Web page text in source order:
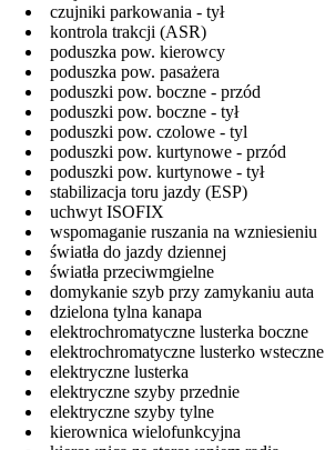
czujniki parkowania - tył
kontrola trakcji (ASR)
poduszka pow. kierowcy
poduszka pow. pasażera
poduszki pow. boczne - przód
poduszki pow. boczne - tył
poduszki pow. czolowe - tyl
poduszki pow. kurtynowe - przód
poduszki pow. kurtynowe - tył
stabilizacja toru jazdy (ESP)
uchwyt ISOFIX
wspomaganie ruszania na wzniesieniu
światła do jazdy dziennej
światła przeciwmgielne
domykanie szyb przy zamykaniu auta
dzielona tylna kanapa
elektrochromatyczne lusterka boczne
elektrochromatyczne lusterko wsteczne
elektryczne lusterka
elektryczne szyby przednie
elektryczne szyby tylne
kierownica wielofunkcyjna